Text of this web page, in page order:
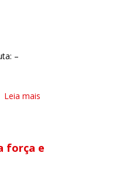
–
Leia mais
força e